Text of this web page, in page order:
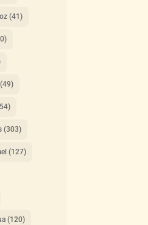
(41)
(303)
(127)
(120)